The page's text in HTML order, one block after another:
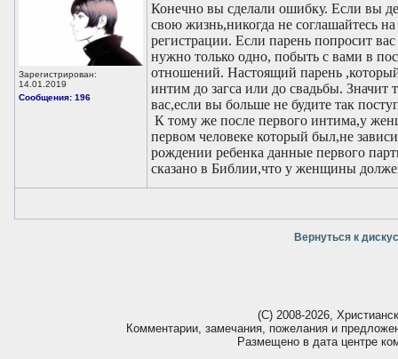
Зарегистрирован:
14.01.2019
Сообщения: 196
Конечно вы сделали ошибку. Если вы
свою жизнь,никогда не соглашайтесь
регистрации. Если парень попросит
нужно только одно, побыть с вами в
отношений. Настоящий парень
интим до загса или до свадьбы. Значит
вас,если вы больше не будите так
К тому же после первого интима,у
первом человеке который был,не
рождении ребенка данные первого
сказано в Библии,что у женщины
Вернуться к
(С) 2008-2026,
Комментарии, замечания, пожелания и
Размещено в дата центре